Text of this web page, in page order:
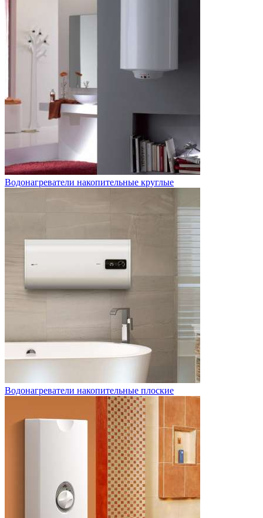
Водонагреватели накопительные круглые
Водонагреватели накопительные плоские